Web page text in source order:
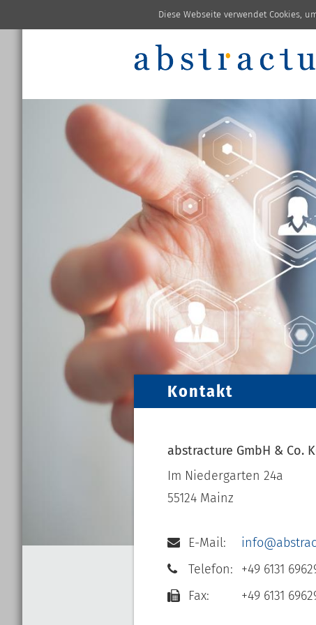
Kontakt
abstracture GmbH & Co.
Im Niedergarten 24a
55124 Mainz
E-Mail:
Telefon:
+49 6131
Fax:
+49 6131
Diese Webseite verwendet Cookies,